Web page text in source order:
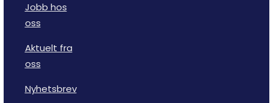
Jobb hos
oss
Aktuelt fra
oss
Nyhetsbrev